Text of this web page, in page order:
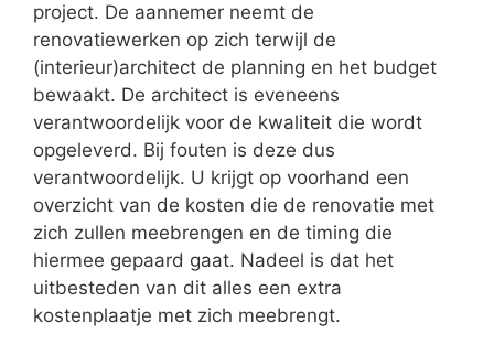
project. De aannemer neemt de
renovatiewerken op zich terwijl de
(interieur)architect de planning en het budget
bewaakt. De architect is eveneens
verantwoordelijk voor de kwaliteit die wordt
opgeleverd. Bij fouten is deze dus
verantwoordelijk. U krijgt op voorhand een
overzicht van de kosten die de renovatie met
zich zullen meebrengen en de timing die
hiermee gepaard gaat. Nadeel is dat het
uitbesteden van dit alles een extra
kostenplaatje met zich meebrengt.